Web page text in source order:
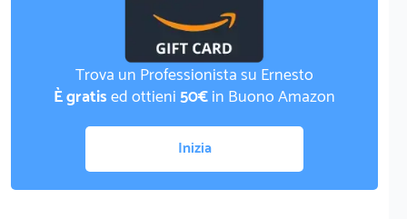
Trova un Professionista su Ernesto
È gratised ottieni50€in Buono Amazon
Inizia